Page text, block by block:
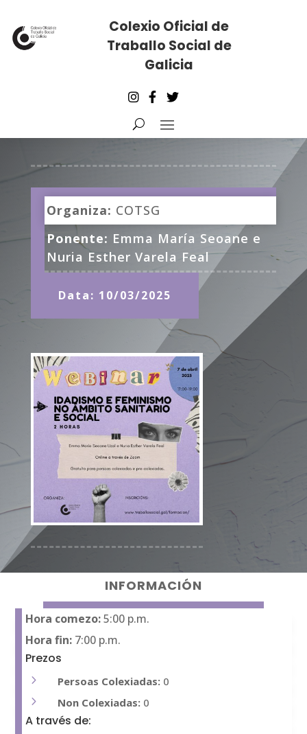
Colexio Oficial de
Traballo Social de
Galicia
Organiza: COTSG
Ponente: Emma María Seoane e
Nuria Esther Varela Feal
Data: 10/03/2025
INFORMACIÓN
Hora comezo:5:00 p.m.
Hora fin: 7:00 p.m.
Prezos
5 Persoas Colexiadas: 0
5 Non Colexiadas: 0
A través de: